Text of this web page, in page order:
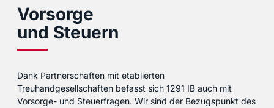
Vorsorge
und Steuern
Dank Partnerschaften mit etablierten
Treuhandgesellschaften befasst sich 1291 IB auch mit
Vorsorge- und Steuerfragen. Wir sind der Bezugspunkt des